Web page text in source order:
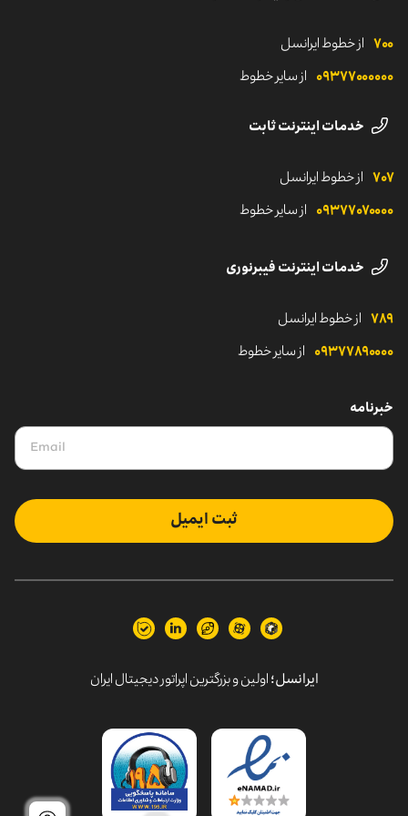
قوانین خدمات پیامک انبوه
شروع مسیر ایرانسلی
مناقصه و اطلاعیه‌ها
لوگوهای ایرانسل
۷۰۰ از خطوط ایرانسل
۰۹۳۷۷۰‌۰۰۰۰۰ از سایر خطوط
خدمات اینترنت ثابت
۷۰۷ از خطوط ایرانسل
۰۹۳۷۷۰۷۰۰۰۰ از سایر خطوط
خدمات اینترنت فیبرنوری
۷۸۹ از خطوط ایرانسل
۰۹۳۷۷۸۹۰۰۰۰ از سایر خطوط
خبرنامه
ثبت ایمیل
ایرانسل؛اولین و بزرگترین اپراتور دیجیتال ایران